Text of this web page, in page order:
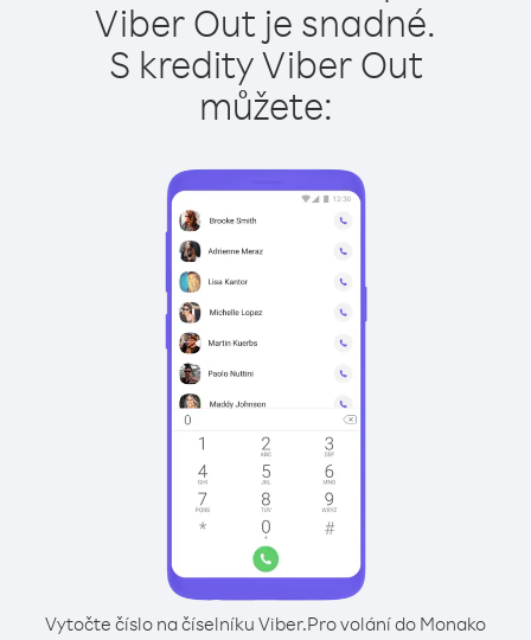
Viber Out je snadné.
S kredity Viber Out
můžete:
Vytočte číslo na číselníku Viber.Pro volání do Monako